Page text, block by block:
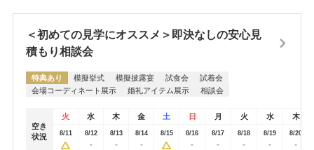
＜初めての見学にオススメ＞即決なしの安心見
積もり相談会
特典あり 模擬挙式 模擬披露宴 試食会
試着会
会場コーディネート展示
婚礼アイテム展示 相談会
空き
状況
火 水 木 金 土 日 月 火 水 木
8/11 8/12
-
8/13
-
8/14
-
8/15 8/16
-
8/17
-
8/18
-
8/19
-
8/20
-